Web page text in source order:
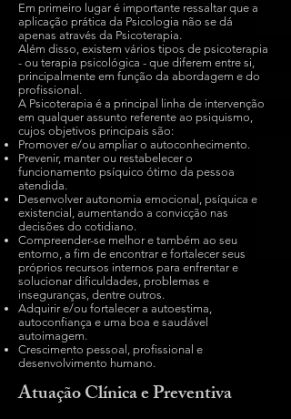
Em primeiro lugar é importante ressaltar que a
aplicação prática da Psicologia não se dá
apenas através da Psicoterapia.
Além disso, existem vários tipos de psicoterapia
- ou terapia psicológica - que diferem entre si,
principalmente em função da abordagem e do
profissional.
A Psicoterapia é a principal linha de intervenção
em qualquer assunto referente ao psiquismo,
cujos objetivos principais são:
Promover e/ou ampliar o autoconhecimento.
Prevenir, manter ou restabelecer o
funcionamento psíquico ótimo da pessoa
atendida.
Desenvolver autonomia emocional, psíquica e
existencial, aumentando a convicção nas
decisões do cotidiano.
Compreender-se melhor e também ao seu
entorno, a fim de encontrar e fortalecer seus
próprios recursos internos para enfrentar e
solucionar dificuldades, problemas e
inseguranças, dentre outros.
Adquirir e/ou fortalecer a autoestima,
autoconfiança e uma boa e saudável
autoimagem.
Crescimento pessoal, profissional e
desenvolvimento humano.
Atuação Clínica e Preventiva